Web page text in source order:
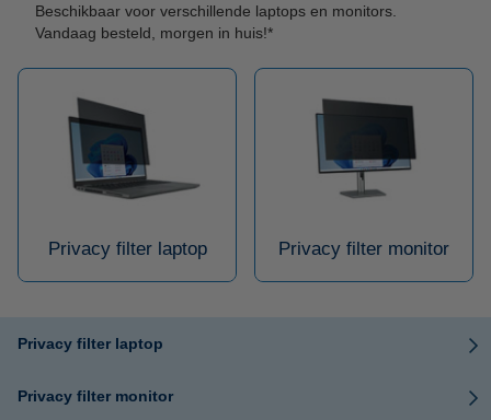
Beschikbaar voor verschillende laptops en monitors.
Vandaag besteld, morgen in huis!*
Privacy filter laptop Privacy filter monitor
Privacy filter laptop
Privacy filter monitor